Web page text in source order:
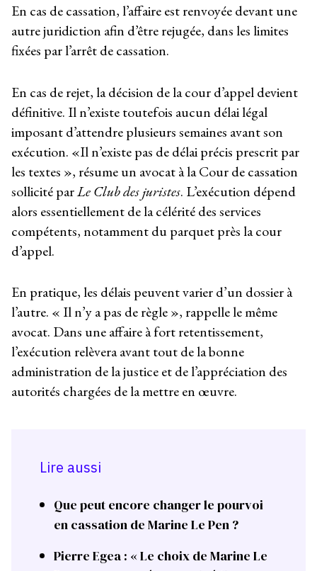
En cas de cassation, l’affaire est renvoyée devant une
autre juridiction afin d’être rejugée, dans les limites
fixées par l’arrêt de cassation.
En cas de rejet, la décision de la cour d’appel devient
définitive. Il n’existe toutefois aucun délai légal
imposant d’attendre plusieurs semaines avant son
exécution. «Il n’existe pas de délai précis prescrit par
les textes », résume un avocat à la Cour de cassation
sollicité parLe Club des juristes. L’exécution dépend
alors essentiellement de la célérité des services
compétents, notamment du parquet près la cour
d’appel.
En pratique, les délais peuvent varier d’un dossier à
l’autre. « Il n’y a pas de règle », rappelle le même
avocat. Dans une affaire à fort retentissement,
l’exécution relèvera avant tout de la bonne
administration de la justice et de l’appréciation des
autorités chargées de la mettre en œuvre.
Lire aussi
Que peut encore changer le pourvoi
en cassation de Marine Le Pen ?
Pierre Egea : « Le choix de Marine Le